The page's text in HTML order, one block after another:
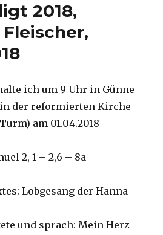
2018,
ich um 9 Uhr in Günne
in der reformierten Kirche
am 01.04.2018
2, 1 – 2,6 – 8a
Lobgesang der Hanna
und sprach: Mein Herz